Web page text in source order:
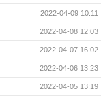
2022-04-09 10:11
2022-04-08 12:03
2022-04-07 16:02
2022-04-06 13:23
2022-04-05 13:19